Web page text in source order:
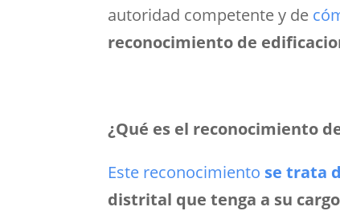
autoridad competente y de
reconocimiento de
¿Qué es el reconocimiento
Este reconocimiento se trata
distrital que tenga a su